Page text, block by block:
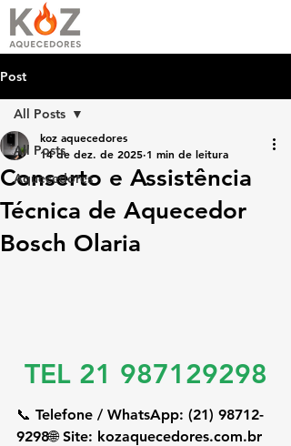
Post
All Posts
Aquecedores
All Posts
Conserto e Assistência
Técnica de Aquecedor
Bosch Olaria
koz aquecedores
14 de dez. de 2025 1 min de leitura
TEL 21 987129298
📞 Telefone / WhatsApp: (21) 98712-
9298🌐 Site: kozaquecedores.com.br